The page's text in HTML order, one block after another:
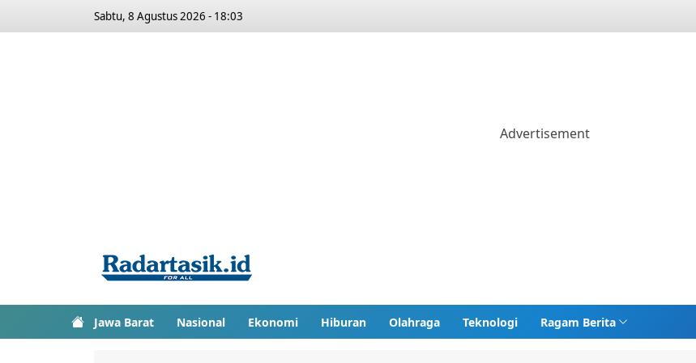
Sabtu, 8 Agustus 2026 - 18:03
Jawa Barat Nasional Ekonomi Hiburan Olahraga Teknologi Ragam Berita